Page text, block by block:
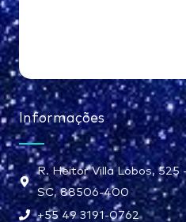
Informações
R. Heitor Villa Lobos, 525
SC, 88506-400
+55 49 3191-0762